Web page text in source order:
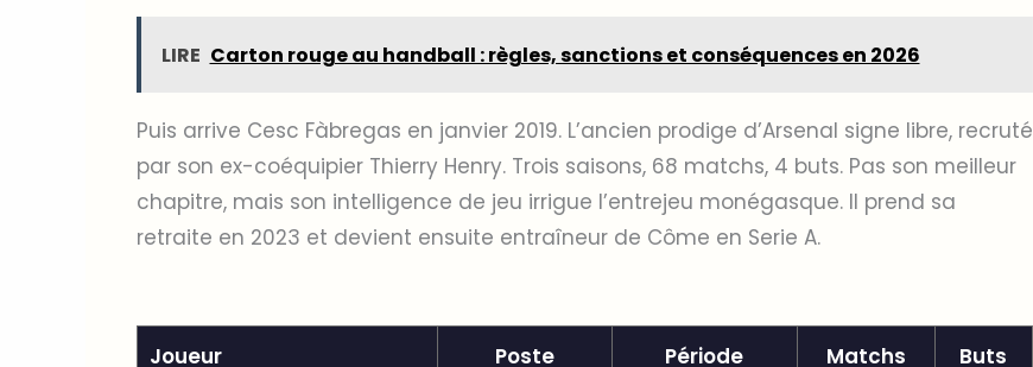
LIRE Carton rouge au handball : règles, sanctions et conséquences en 2026
Puis arrive Cesc Fàbregas en janvier 2019. L’ancien prodige d’Arsenal signe libre, recruté
par son ex-coéquipier Thierry Henry. Trois saisons, 68 matchs, 4 buts. Pas son meilleur
chapitre, mais son intelligence de jeu irrigue l’entrejeu monégasque. Il prend sa
retraite en 2023 et devient ensuite entraîneur de Côme en Serie A.
Joueur Poste Période Matchs Buts